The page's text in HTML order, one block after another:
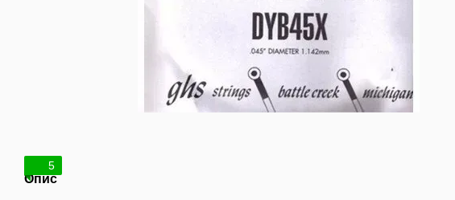
5
Опис